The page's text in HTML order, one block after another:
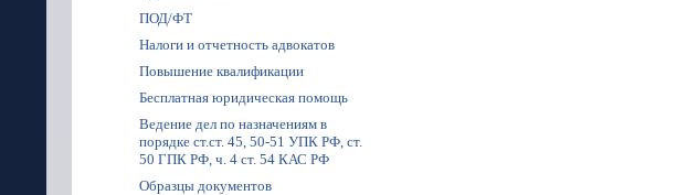
ПОД/ФТ
Налоги и отчетность адвокатов
Повышение квалификации
Бесплатная юридическая помощь
Ведение дел по назначениям в
порядке ст.ст. 45, 50-51 УПК РФ, ст.
50 ГПК РФ, ч. 4 ст. 54 КАС РФ
Образцы документов